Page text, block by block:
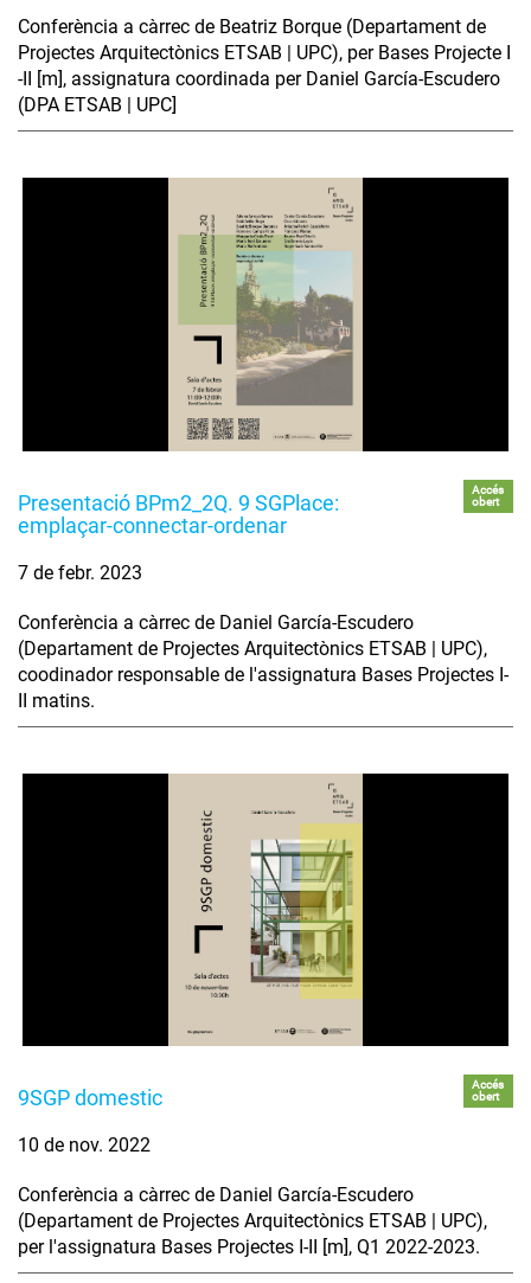
Conferència a càrrec de Beatriz Borque (Departament de
Projectes Arquitectònics ETSAB | UPC), per Bases Projecte I
-II [m], assignatura coordinada per Daniel García-Escudero
(DPA ETSAB | UPC]
Presentació BPm2_2Q. 9 SGPlace:
emplaçar-connectar-ordenar
Accés
obert
7 de febr. 2023
Conferència a càrrec de Daniel García-Escudero
(Departament de Projectes Arquitectònics ETSAB | UPC),
coodinador responsable de l'assignatura Bases Projectes I-
II matins.
9SGP domestic
Accés
obert
10 de nov. 2022
Conferència a càrrec de Daniel García-Escudero
(Departament de Projectes Arquitectònics ETSAB | UPC),
per l'assignatura Bases Projectes I-II [m], Q1 2022-2023.